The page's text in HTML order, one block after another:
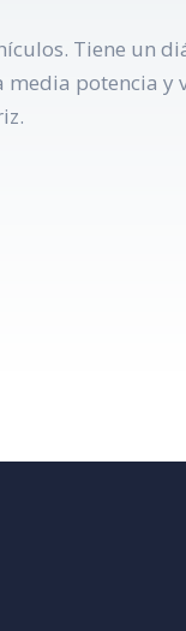
Tiene un
media potencia y